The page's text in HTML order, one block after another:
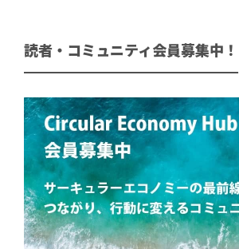
読者・コミュニティ会員募集中！